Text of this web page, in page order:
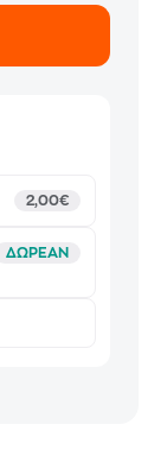
2,00€
ΔΩΡΕΑΝ